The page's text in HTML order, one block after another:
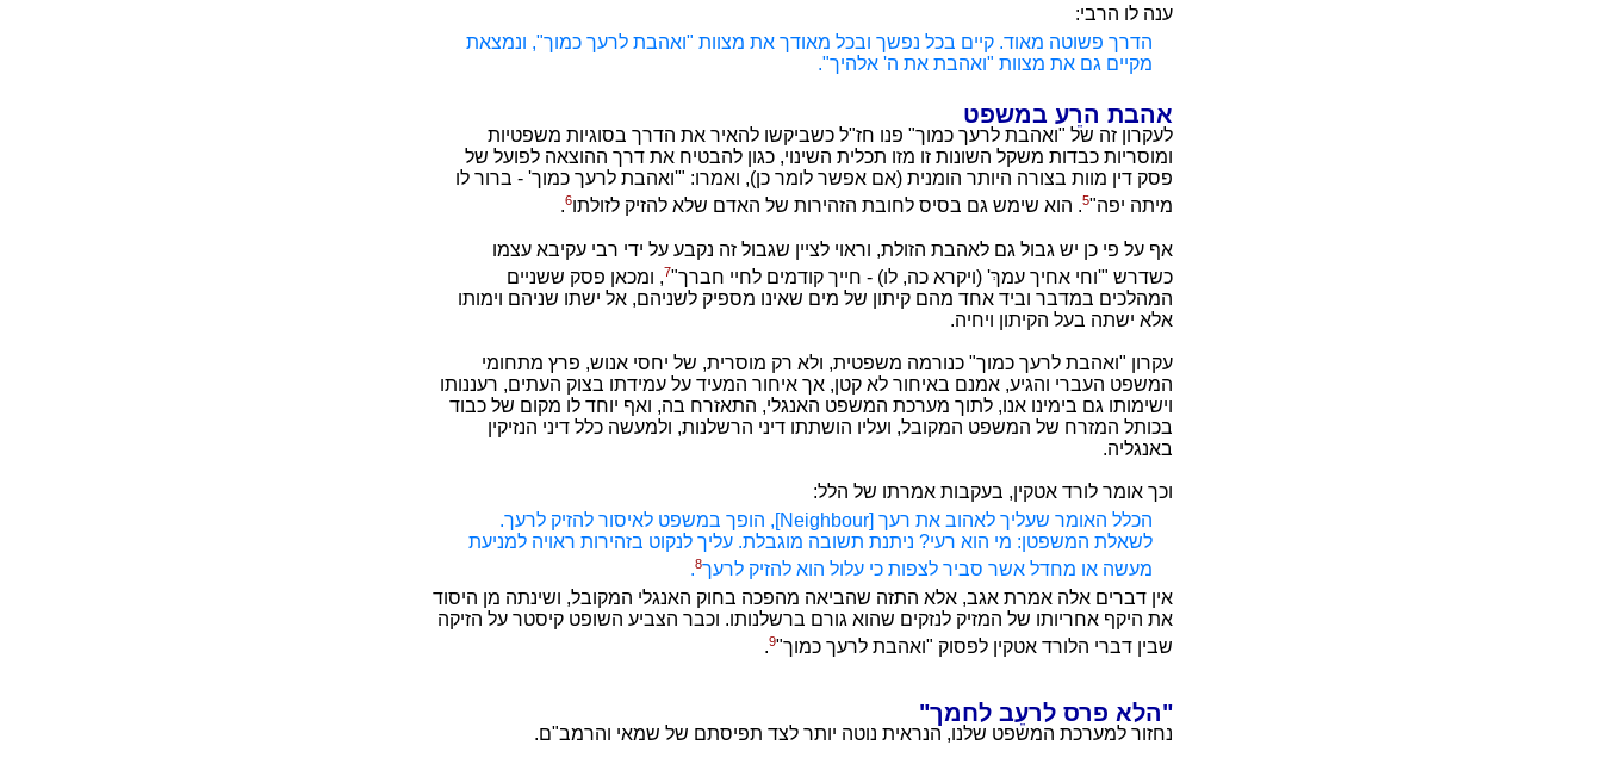
ענה לו הרבי:
הדרך פשוטה מאוד. קיים בכל נפשך ובכל מאודך את מצוות "ואהבת לרעך כמוך", ונמצאת
מקיים גם את מצוות "ואהבת את ה' אלהיך".
אהבת הרֵע במשפט
לעקרון זה של "ואהבת לרעך כמוך" פנו חז"ל כשביקשו להאיר את הדרך בסוגיות משפטיות
ומוסריות כבדות משקל השונות זו מזו תכלית השינוי, כגון להבטיח את דרך ההוצאה לפועל של
פסק דין מוות בצורה היותר הומנית (אם אפשר לומר כן), ואמרו: "'ואהבת לרעך כמוך' - ברור לו
מיתה יפה"5. הוא שימש גם בסיס לחובת הזהירות של האדם שלא להזיק לזולתו6
.
אף על פי כן יש גבול גם לאהבת הזולת, וראוי לציין שגבול זה נקבע על ידי רבי עקיבא עצמו
כשדרש "'וחי אחיך עמךְ' (ויקרא כה, לו) - חייך קודמים לחיי חברך"7, ומכאן פסק ששניים
המהלכים במדבר וביד אחד מהם קיתון של מים שאינו מספיק לשניהם, אל ישתו שניהם וימותו
אלא ישתה בעל הקיתון ויחיה.
עקרון "ואהבת לרעך כמוך" כנורמה משפטית, ולא רק מוסרית, של יחסי אנוש, פרץ מתחומי
המשפט העברי והגיע, אמנם באיחור לא קטן, אך איחור המעיד על עמידתו בצוק העתים, רעננותו
וישימותו גם בימינו אנו, לתוך מערכת המשפט האנגלי, התאזרח בה, ואף יוחד לו מקום של כבוד
בכותל המזרח של המשפט המקובל, ועליו הושתתו דיני הרשלנות, ולמעשה כלל דיני הנזיקין
באנגליה.
וכך אומר לורד אטקין, בעקבות אמרתו של הלל:
הכלל האומר שעליך לאהוב את רעך [Neighbour], הופך במשפט לאיסור להזיק לרעך.
לשאלת המשפטן: מי הוא רעי? ניתנת תשובה מוגבלת. עליך לנקוט בזהירות ראויה למניעת
מעשה או מחדל אשר סביר לצפות כי עלול הוא להזיק לרעך8
.
אין דברים אלה אמרת אגב, אלא התזה שהביאה מהפכה בחוק האנגלי המקובל, ושינתה מן היסוד
את היקף אחריותו של המזיק לנזקים שהוא גורם ברשלנותו. וכבר הצביע השופט קיסטר על הזיקה
שבין דברי הלורד אטקין לפסוק "ואהבת לרעך כמוך"9
.
"הלא פרס לרעֵב לחמך"
נחזור למערכת המשפט שלנו, הנראית נוטה יותר לצד תפיסתם של שמאי והרמב"ם.